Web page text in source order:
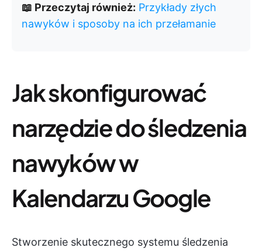
📖 Przeczytaj również: Przykłady złych
nawyków i sposoby na ich przełamanie
Jak skonfigurować
narzędzie do śledzenia
nawyków w
Kalendarzu Google
Stworzenie skutecznego systemu śledzenia